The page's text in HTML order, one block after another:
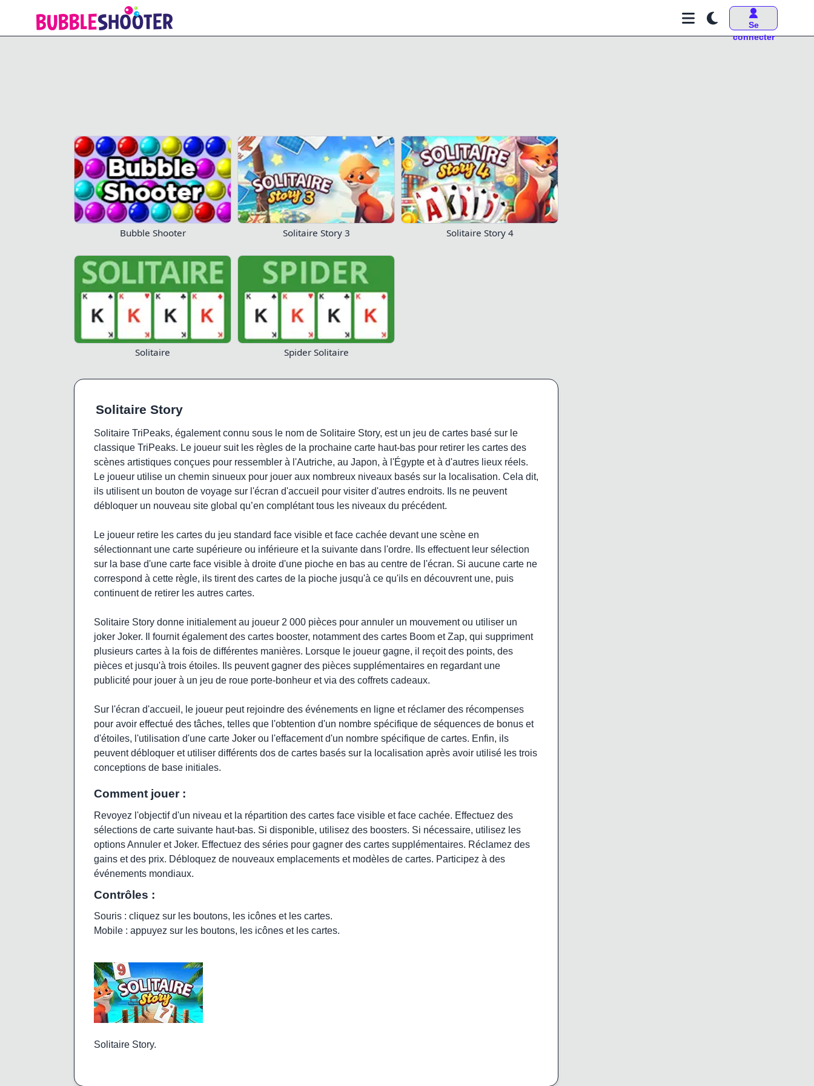
Se
connecter
Solitaire Story 0/1 11 16
Bubble Shooter Solitaire Story 3 Solitaire Story 4
Solitaire Spider Solitaire
Solitaire Story
Solitaire TriPeaks, également connu sous le nom de Solitaire Story, est un jeu de cartes basé sur le
classique TriPeaks. Le joueur suit les règles de la prochaine carte haut-bas pour retirer les cartes des
scènes artistiques conçues pour ressembler à l'Autriche, au Japon, à l'Égypte et à d'autres lieux réels.
Le joueur utilise un chemin sinueux pour jouer aux nombreux niveaux basés sur la localisation. Cela dit,
ils utilisent un bouton de voyage sur l'écran d'accueil pour visiter d'autres endroits. Ils ne peuvent
débloquer un nouveau site global qu’en complétant tous les niveaux du précédent.
Le joueur retire les cartes du jeu standard face visible et face cachée devant une scène en
sélectionnant une carte supérieure ou inférieure et la suivante dans l'ordre. Ils effectuent leur sélection
sur la base d'une carte face visible à droite d'une pioche en bas au centre de l'écran. Si aucune carte ne
correspond à cette règle, ils tirent des cartes de la pioche jusqu'à ce qu'ils en découvrent une, puis
continuent de retirer les autres cartes.
Solitaire Story donne initialement au joueur 2 000 pièces pour annuler un mouvement ou utiliser un
joker Joker. Il fournit également des cartes booster, notamment des cartes Boom et Zap, qui suppriment
plusieurs cartes à la fois de différentes manières. Lorsque le joueur gagne, il reçoit des points, des
pièces et jusqu'à trois étoiles. Ils peuvent gagner des pièces supplémentaires en regardant une
publicité pour jouer à un jeu de roue porte-bonheur et via des coffrets cadeaux.
Sur l'écran d'accueil, le joueur peut rejoindre des événements en ligne et réclamer des récompenses
pour avoir effectué des tâches, telles que l'obtention d'un nombre spécifique de séquences de bonus et
d'étoiles, l'utilisation d'une carte Joker ou l'effacement d'un nombre spécifique de cartes. Enfin, ils
peuvent débloquer et utiliser différents dos de cartes basés sur la localisation après avoir utilisé les trois
conceptions de base initiales.
Comment jouer :
Revoyez l'objectif d'un niveau et la répartition des cartes face visible et face cachée. Effectuez des
sélections de carte suivante haut-bas. Si disponible, utilisez des boosters. Si nécessaire, utilisez les
options Annuler et Joker. Effectuez des séries pour gagner des cartes supplémentaires. Réclamez des
gains et des prix. Débloquez de nouveaux emplacements et modèles de cartes. Participez à des
événements mondiaux.
Contrôles :
Souris : cliquez sur les boutons, les icônes et les cartes.
Mobile : appuyez sur les boutons, les icônes et les cartes.
Solitaire Story.